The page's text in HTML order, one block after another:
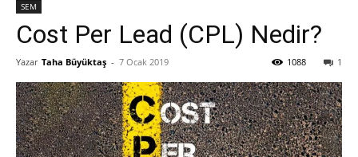
Motoru
Optimizasyonu
SEM
Cost Per Lead (CPL) Nedir?
Yazar Taha Büyüktaş - 7 Ocak 2019 1
1088